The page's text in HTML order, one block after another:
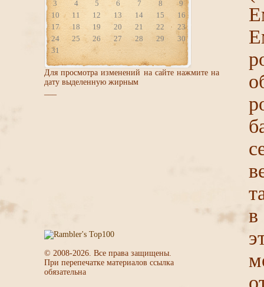
3
4 5 6 7 8
9
10
11 12 13 14 15
16
17
18 19 20 21 22
23
24
25 26 27 28 29
30
31
Для просмотра изменений на сайте нажмите на
дату выделенную жирным
© 2008-2026. Все права защищены.
При перепечатке материалов ссылка
обязательна
в